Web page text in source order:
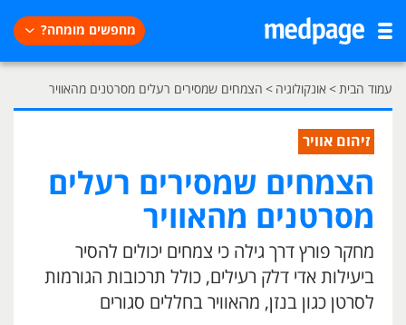
מחפשים מומחה?
עמוד הבית> אונקולוגיה > הצמחים שמסירים רעלים מסרטנים מהאוויר
זיהום אוויר
הצמחים שמסירים רעלים
מסרטנים מהאוויר
מחקר פורץ דרך גילה כי צמחים יכולים להסיר
ביעילות אדי דלק רעילים, כולל תרכובות הגורמות
לסרטן כגון בנזן, מהאוויר בחללים סגורים